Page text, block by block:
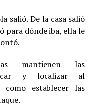
salió. De la casa salió
para dónde iba, ella le
mantienen las
y localizar al
como establecer las